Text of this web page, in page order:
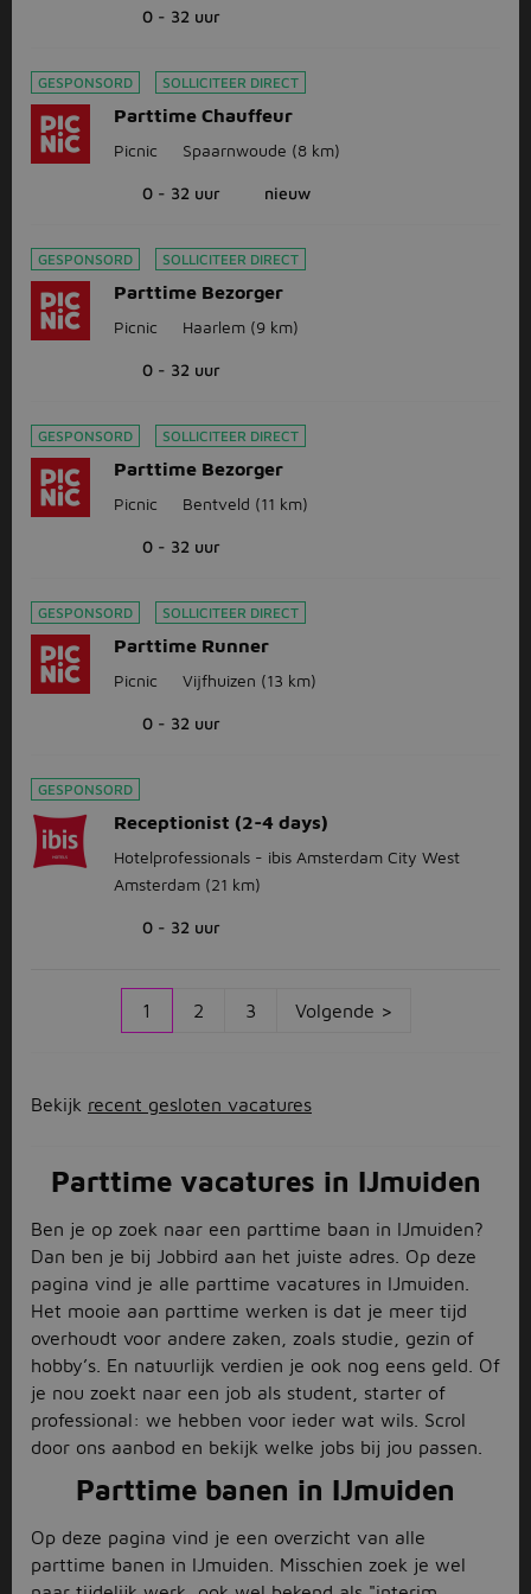
0 - 32 uur
GESPONSORD SOLLICITEER DIRECT
Parttime Chauffeur
Picnic Spaarnwoude (8 km)
0 - 32 uur nieuw
GESPONSORD SOLLICITEER DIRECT
Parttime Bezorger
Picnic Haarlem (9 km)
0 - 32 uur
GESPONSORD SOLLICITEER DIRECT
Parttime Bezorger
Picnic Bentveld (11 km)
0 - 32 uur
GESPONSORD SOLLICITEER DIRECT
Parttime Runner
Picnic Vijfhuizen (13 km)
0 - 32 uur
GESPONSORD
Receptionist (2-4 days)
Hotelprofessionals - ibis Amsterdam City West
Amsterdam (21 km)
0 - 32 uur
1 2 3 Volgende >
Bekijk recent gesloten vacatures
Parttime vacatures in IJmuiden
Ben je op zoek naar een parttime baan in IJmuiden?
Dan ben je bij Jobbird aan het juiste adres. Op deze
pagina vind je alle parttime vacatures in IJmuiden.
Het mooie aan parttime werken is dat je meer tijd
overhoudt voor andere zaken, zoals studie, gezin of
hobby’s. En natuurlijk verdien je ook nog eens geld. Of
je nou zoekt naar een job als student, starter of
professional: we hebben voor ieder wat wils. Scrol
door ons aanbod en bekijk welke jobs bij jou passen.
Parttime banen in IJmuiden
Op deze pagina vind je een overzicht van alle
parttime banen in IJmuiden. Misschien zoek je wel